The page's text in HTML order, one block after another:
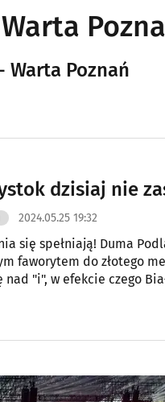
Warta Poznań
dzisiaj nie
2024.05.25 19:32
się spełniają! Duma
faworytem do złotego
nad "i", w efekcie czego